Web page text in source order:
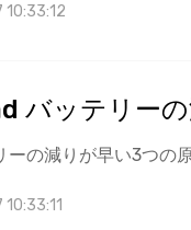
バッテリー
の減りが早い3つの